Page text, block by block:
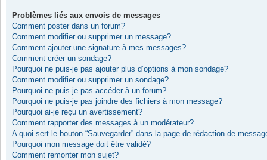
Problèmes liés aux envois de messages
Comment poster dans un forum?
Comment modifier ou supprimer un message?
Comment ajouter une signature à mes messages?
Comment créer un sondage?
Pourquoi ne puis-je pas ajouter plus d’options à mon sondage?
Comment modifier ou supprimer un sondage?
Pourquoi ne puis-je pas accéder à un forum?
Pourquoi ne puis-je pas joindre des fichiers à mon message?
Pourquoi ai-je reçu un avertissement?
Comment rapporter des messages à un modérateur?
A quoi sert le bouton “Sauvegarder” dans la page de rédaction de
Pourquoi mon message doit être validé?
Comment remonter mon sujet?